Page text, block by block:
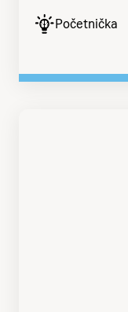
Početnička